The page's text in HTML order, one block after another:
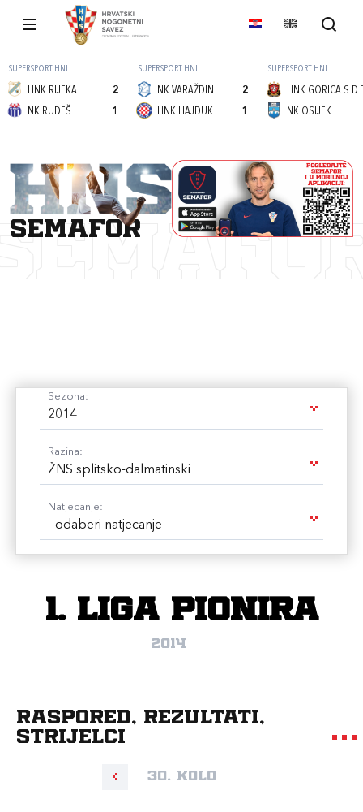
SUPERSPORT HNL
HNK RIJEKA
2
1
NK RUDEŠ
SUPERSPORT HNL
NK VARAŽDIN
2
1
HNK HAJDUK
SUPERSPORT HNL
HNK GORICA
NK OSIJEK
semafor
Sezona:
2014
Razina:
ŽNS splitsko-dalmatinski
Natjecanje:
- odaberi natjecanje -
1. liga pionira
2014
Raspored, rezultati,
strijelci
30. kolo